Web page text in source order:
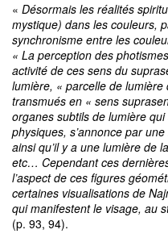
« Désormais les réalités
mystique) dans les couleurs,
synchronisme entre les
« La perception des
activité de ces sens du
lumière, « parcelle de
transmués en « sens
organes subtils de lumière
physiques, s’annonce par
ainsi qu’il y a une lumière de
etc… Cependant ces
l’aspect de ces figures
certaines visualisations de
qui manifestent le visage, au
(p. 93, 94).